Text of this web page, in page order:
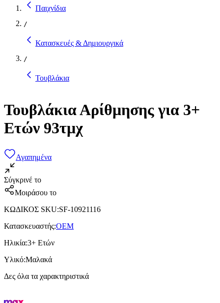
Παιχνίδια
/
Κατασκευές & Δημιουργικά
/
Τουβλάκια
Τουβλάκια Αρίθμησης για 3+
Ετών 93τμχ
Αγαπημένα
Σύγκρινέ το
Μοιράσου το
ΚΩΔΙΚΟΣ SKU:SF-10921116
Κατασκευαστής:OEM
Ηλικία:3+ Ετών
Υλικό:Μαλακά
Δες όλα τα χαρακτηριστικά